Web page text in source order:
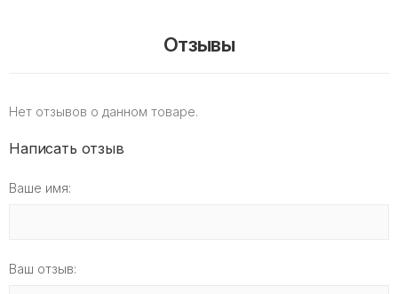
Отзывы
Нет отзывов о данном товаре.
Написать отзыв
Ваше имя:
Ваш отзыв: